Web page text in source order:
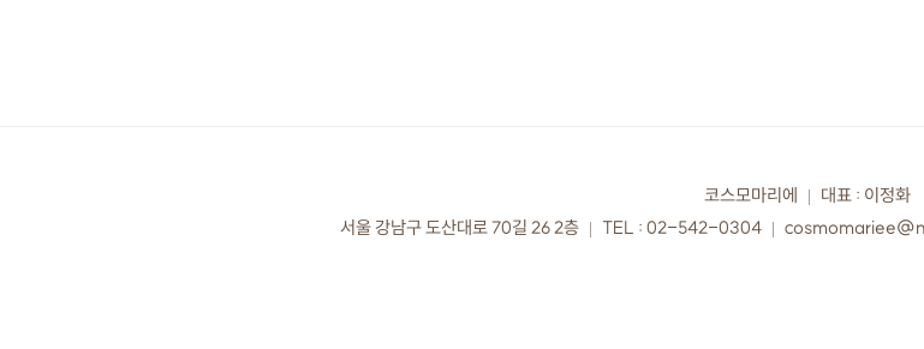
코스모마리에
대표 : 이정화
서울 강남구 도산대로 70길 26 2층
TEL : 02-542-0304